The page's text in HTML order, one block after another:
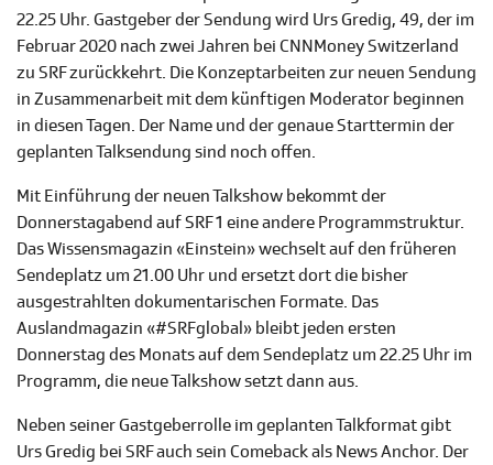
22.25 Uhr. Gastgeber der Sendung wird Urs Gredig, 49, der im
Februar 2020 nach zwei Jahren bei CNNMoney Switzerland
zu SRF zurückkehrt. Die Konzeptarbeiten zur neuen Sendung
in Zusammenarbeit mit dem künftigen Moderator beginnen
in diesen Tagen. Der Name und der genaue Starttermin der
geplanten Talksendung sind noch offen.
Mit Einführung der neuen Talkshow bekommt der
Donnerstagabend auf SRF 1 eine andere Programmstruktur.
Das Wissensmagazin «Einstein» wechselt auf den früheren
Sendeplatz um 21.00 Uhr und ersetzt dort die bisher
ausgestrahlten dokumentarischen Formate. Das
Auslandmagazin «#SRFglobal» bleibt jeden ersten
Donnerstag des Monats auf dem Sendeplatz um 22.25 Uhr im
Programm, die neue Talkshow setzt dann aus.
Neben seiner Gastgeberrolle im geplanten Talkformat gibt
Urs Gredig bei SRF auch sein Comeback als News Anchor. Der